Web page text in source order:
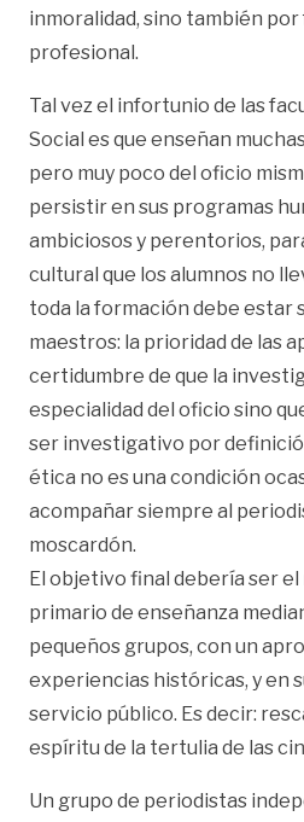
inmoralidad, sino también
profesional.
Tal vez el infortunio de las
Social es que enseñan
pero muy poco del oficio
persistir en sus programas
ambiciosos y perentorios,
cultural que los alumnos no
toda la formación debe estar
maestros: la prioridad de las
certidumbre de que la
especialidad del oficio sino
ser investigativo por
ética no es una condición
acompañar siempre al
moscardón.
El objetivo final debería ser
primario de enseñanza
pequeños grupos, con un
experiencias históricas, y en
servicio público. Es decir:
espíritu de la tertulia de las
Un grupo de periodistas